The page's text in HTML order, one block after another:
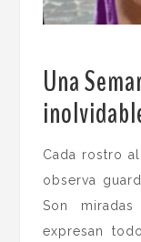
Una
Cada rostro
observa
Son
expresan